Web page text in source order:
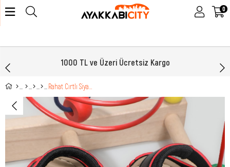
0
1000 TL ve Üzeri Ücretsiz Kargo